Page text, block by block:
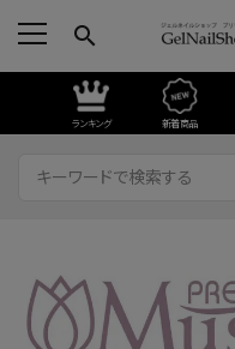
search
ランキング 新着商品